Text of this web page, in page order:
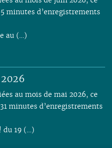
minutes d’enregistrements
au (…)
au mois de mai 2026, ce
minutes d’enregistrements
du 19 (…)